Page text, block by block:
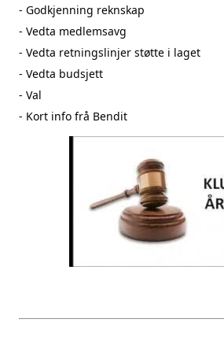
- Godkjenning reknskap
- Vedta medlemsavg
- Vedta retningslinjer støtte i laget
- Vedta budsjett
- Val
- Kort info frå Bendit